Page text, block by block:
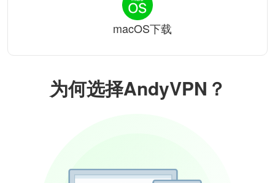
为何选择AndyVPN？
macOS下载